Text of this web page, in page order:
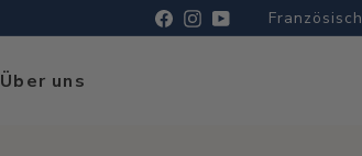
Facebook
Instagram
YouTubeSprache
Französisch
Über uns